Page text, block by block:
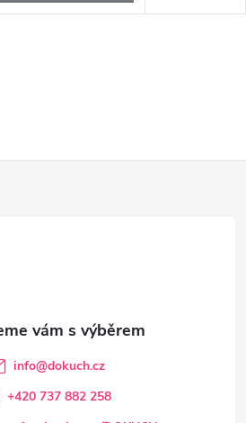
info@dokuch.cz
+420 737 882 258